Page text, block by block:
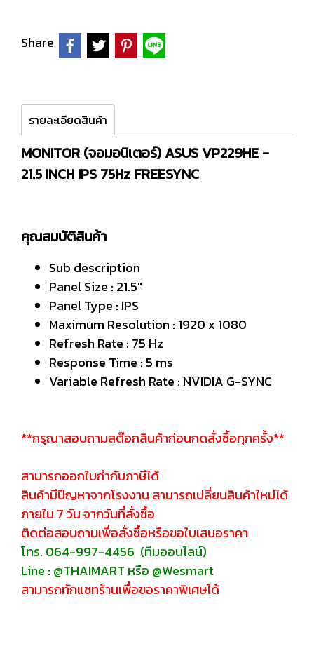
Share
รายละเอียดสินค้า
MONITOR (จอมอนิเตอร์) ASUS VP229HE -
21.5 INCH IPS 75Hz FREESYNC
คุณสมบัติสินค้า
Sub description
Panel Size : 21.5"
Panel Type : IPS
Maximum Resolution : 1920 x 1080
Refresh Rate : 75 Hz
Response Time : 5 ms
Variable Refresh Rate : NVIDIA G-SYNC
**กรุณาสอบถามสต๊อกสินค้าก่อนกดสั่งซื้อทุกครั้ง**
สามารถออกใบกำกับภาษีได้
สินค้ามีปัญหาจากโรงงาน สามารถเปลี่ยนสินค้าใหม่ได้
ภายใน 7 วัน จากวันที่สั่งซื้อ
ติดต่อสอบถามเพื่อสั่งซื้อหรือขอใบเสนอราคา
โทร. 064-997-4456 (ทีมออนไลน์)
Line : @THAIMART หรือ @Wesmart
สามารถทักแชทร้านเพื่อขอราคาพิเศษได้